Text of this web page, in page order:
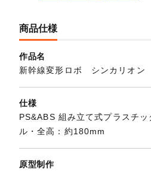
商品仕様
作品名
新幹線変形ロボ シンカリオン
仕様
PS&ABS 組み立て式プラスチ
ル・全高：約180mm
原型制作